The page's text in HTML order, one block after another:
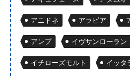
アニドネ アラビア
アンプ イヴサンローラン
イチローズモルト イッタ